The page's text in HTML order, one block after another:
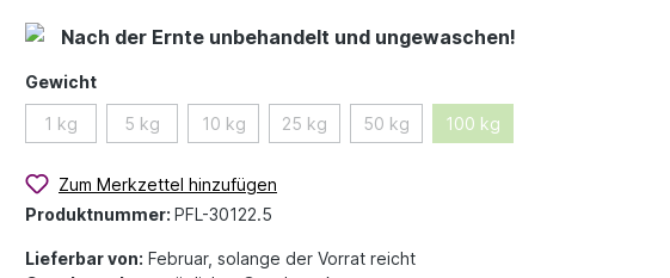
Nach der Ernte unbehandelt und ungewaschen!
Gewicht
1 kg 5 kg 10 kg 25 kg 50 kg 100 kg
Zum Merkzettel hinzufügen
Produktnummer: PFL-30122.5
Lieferbar von: Februar, solange der Vorrat reicht